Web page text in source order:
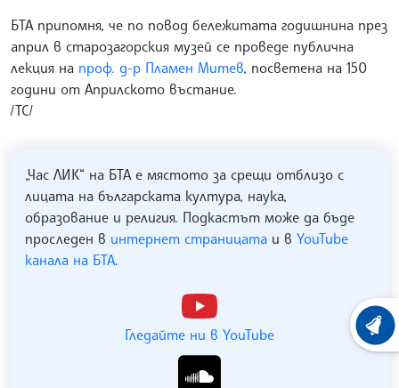
БТА припомня, че по повод бележитата годишнина през
април в старозагорския музей се проведе публична
лекция на проф. д-р Пламен Митев, посветена на 150
години от Априлското въстание.
/ТС/
„Час ЛИК“ на БТА е мястото за срещи отблизо с
лицата на българската култура, наука,
образование и религия. Подкастът може да бъде
проследен в интернет страницата и в YouTube
канала на БТА.
Гледайте ни в YouTube